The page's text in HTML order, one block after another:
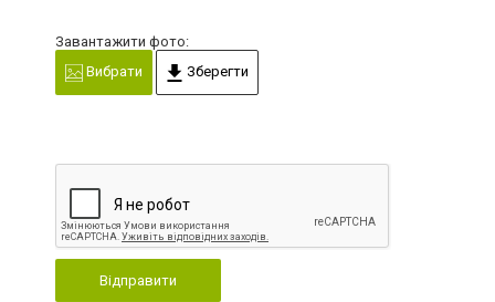
Завантажити фото:
Вибрати
Зберегти
Відправити